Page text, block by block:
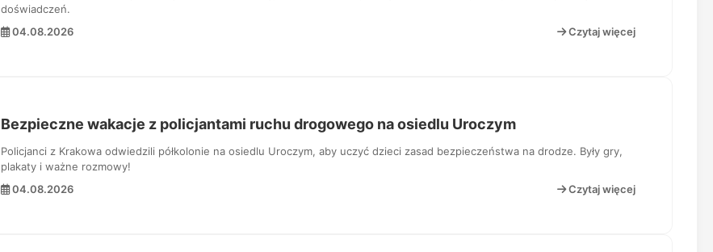
doświadczeń.
04.08.2026
Czytaj więcej
Bezpieczne wakacje z policjantami ruchu drogowego na osiedlu Uroczym
Policjanci z Krakowa odwiedzili półkolonie na osiedlu Uroczym, aby uczyć dzieci zasad bezpieczeństwa na drodze. Były gry,
plakaty i ważne rozmowy!
04.08.2026
Czytaj więcej